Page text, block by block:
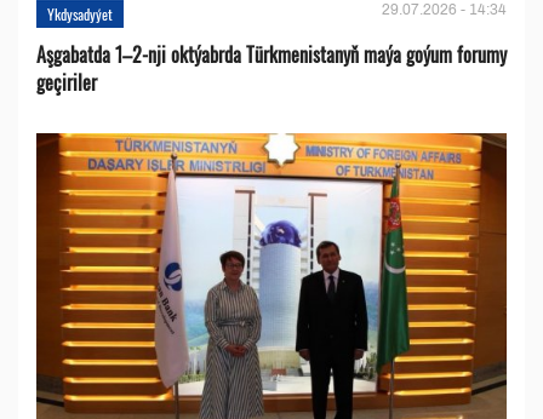
Ykdysadyýet 29.07.2026 - 14:34
Aşgabatda 1–2-nji oktýabrda Türkmenistanyň maýa goýum forumy
geçiriler